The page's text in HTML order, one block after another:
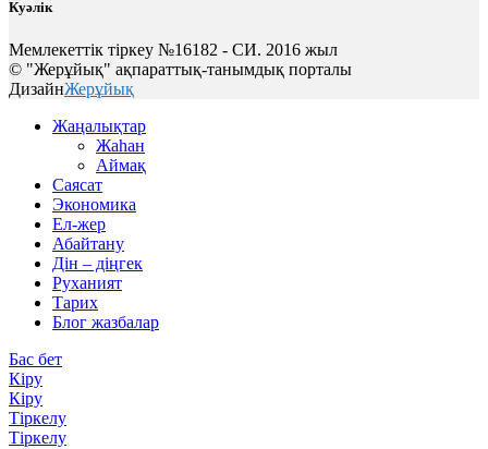
Куәлік
Мемлекеттік тіркеу №16182 - СИ. 2016 жыл
© "Жерұйық" ақпараттық-танымдық порталы
ДизайнЖерұйық
Жаңалықтар
Жаһан
Аймақ
Саясат
Экономика
Ел-жер
Абайтану
Дін – діңгек
Руханият
Тарих
Блог жазбалар
Бас бет
Кіру
Кіру
Тіркелу
Тіркелу